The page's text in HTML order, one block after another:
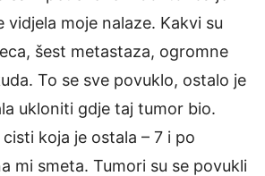
vidjela moje nalaze. Kakvi su
šest metastaza, ogromne
To se sve povuklo, ostalo je
ukloniti gdje taj tumor bio.
koja je ostala – 7 i po
mi smeta. Tumori su se povukli